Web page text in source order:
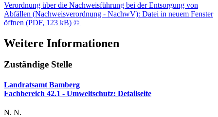
Verordnung über die Nachweisführung bei der Entsorgung von
Abfällen (Nachweisverordnung - NachwV): Datei in neuem Fenster
öffnen (PDF, 123 kB) ©
Weitere Informationen
Zuständige Stelle
Landratsamt Bamberg
Fachbereich 42.1 - Umweltschutz: Detailseite
N. N.